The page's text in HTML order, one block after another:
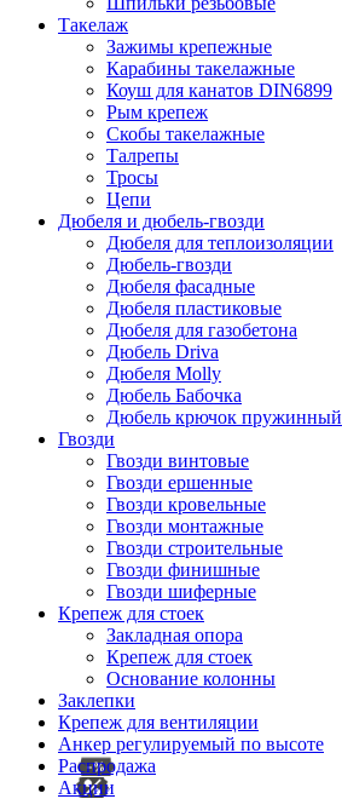
Такелаж
Зажимы крепежные
Карабины такелажные
Коуш для канатов DIN6899
Рым крепеж
Скобы такелажные
Талрепы
Тросы
Цепи
Дюбеля и дюбель-гвозди
Дюбеля для теплоизоляции
Дюбель-гвозди
Дюбеля фасадные
Дюбеля пластиковые
Дюбеля для газобетона
Дюбель Driva
Дюбеля Molly
Дюбель Бабочка
Дюбель крючок пружинный
Гвозди
Гвозди винтовые
Гвозди ершенные
Гвозди кровельные
Гвозди монтажные
Гвозди строительные
Гвозди финишные
Гвозди шиферные
Крепеж для стоек
Закладная опора
Крепеж для стоек
Основание колонны
Заклепки
Крепеж для вентиляции
Анкер регулируемый по высоте
Распродажа
Акции